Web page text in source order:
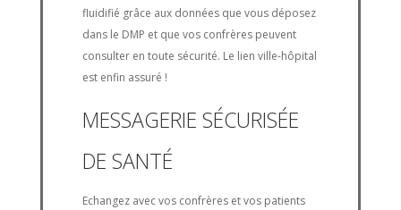
fluidifié grâce aux données que vous déposez
dans le DMP et que vos confrères peuvent
consulter en toute sécurité. Le lien ville-hôpital
est enfin assuré !
MESSAGERIE SÉCURISÉE
DE SANTÉ
Echangez avec vos confrères et vos patients